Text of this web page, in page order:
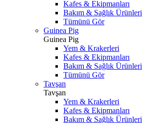
Kafes & Ekipmanları
Bakım & Sağlık Ürünleri
Tümünü Gör
Guinea Pig
Guinea Pig
Yem & Krakerleri
Kafes & Ekipmanları
Bakım & Sağlık Ürünleri
Tümünü Gör
Tavşan
Tavşan
Yem & Krakerleri
Kafes & Ekipmanları
Bakım & Sağlık Ürünleri